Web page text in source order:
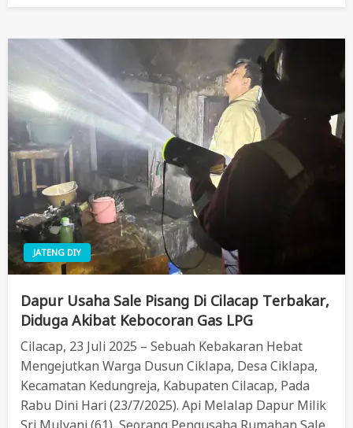
JATENG DIY
Dapur Usaha Sale Pisang Di Cilacap Terbakar,
Diduga Akibat Kebocoran Gas LPG
Cilacap, 23 Juli 2025 – Sebuah Kebakaran Hebat
Mengejutkan Warga Dusun Ciklapa, Desa Ciklapa,
Kecamatan Kedungreja, Kabupaten Cilacap, Pada
Rabu Dini Hari (23/7/2025). Api Melalap Dapur Milik